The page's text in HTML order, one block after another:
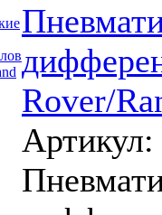
Rover/
Артикул: